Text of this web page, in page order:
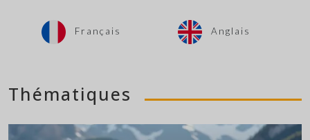
Français Anglais
Thématiques